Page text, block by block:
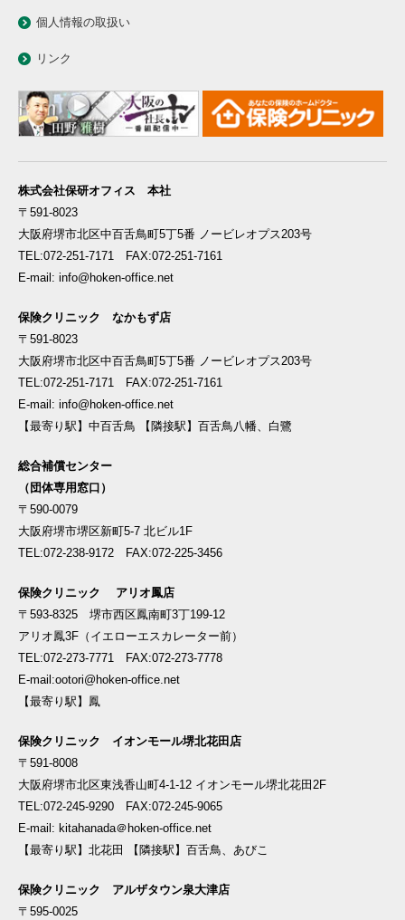
個人情報の取扱い
リンク
株式会社保研オフィス 本社
〒591-8023
大阪府堺市北区中百舌鳥町5丁5番 ノービレオプス203号
TEL:072-251-7171 FAX:072-251-7161
E-mail: info@hoken-office.net
保険クリニック なかもず店
〒591-8023
大阪府堺市北区中百舌鳥町5丁5番 ノービレオプス203号
TEL:072-251-7171 FAX:072-251-7161
E-mail: info@hoken-office.net
【最寄り駅】中百舌鳥 【隣接駅】百舌鳥八幡、白鷺
総合補償センター
（団体専用窓口）
〒590-0079
大阪府堺市堺区新町5-7 北ビル1F
TEL:072-238-9172 FAX:072-225-3456
保険クリニック アリオ鳳店
〒593-8325 堺市西区鳳南町3丁199-12
アリオ鳳3F（イエローエスカレーター前）
TEL:072-273-7771 FAX:072-273-7778
E-mail:ootori@hoken-office.net
【最寄り駅】鳳
保険クリニック イオンモール堺北花田店
〒591-8008
大阪府堺市北区東浅香山町4-1-12 イオンモール堺北花田2F
TEL:072-245-9290 FAX:072-245-9065
E-mail: kitahanada＠hoken-office.net
【最寄り駅】北花田 【隣接駅】百舌鳥、あびこ
保険クリニック アルザタウン泉大津店
〒595-0025